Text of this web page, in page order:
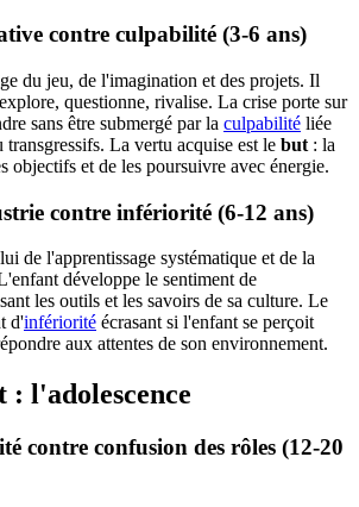
contre culpabilité (3-6 ans)
du jeu, de l'imagination et des projets. Il
questionne, rivalise. La crise porte sur
sans être submergé par la culpabilité liée
transgressifs. La vertu acquise est le but : la
objectifs et de les poursuivre avec énergie.
contre infériorité (6-12 ans)
de l'apprentissage systématique et de la
développe le sentiment de
les outils et les savoirs de sa culture. Le
d'infériorité écrasant si l'enfant se perçoit
aux attentes de son environnement.
: l'adolescence
contre confusion des rôles (12-20